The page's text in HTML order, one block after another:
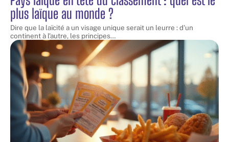
plus laïque au monde ?
Dire que la laïcité a un visage unique serait un leurre : d'un
continent à l'autre, les principes…